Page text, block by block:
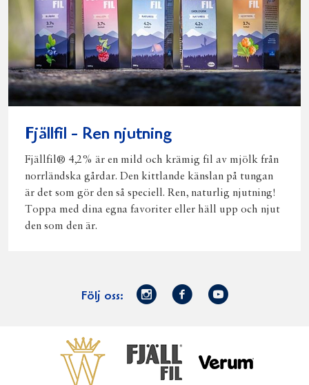
Fjällfil - Ren njutning
Fjällfil® 4,2% är en mild och krämig fil av mjölk från
norrländska gårdar. Den kittlande känslan på tungan
är det som gör den så speciell. Ren, naturlig njutning!
Toppa med dina egna favoriter eller häll upp och njut
den som den är.
Följ oss:
Norrmejerier
Facebook
Youtube
Gör gott för Norrländska
VästerbottensostFjällfil